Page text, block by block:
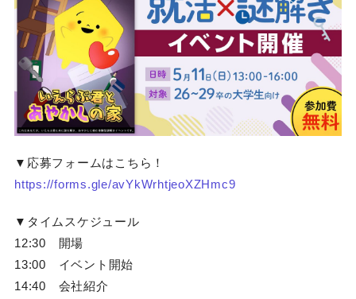
▼応募フォームはこちら！
https://forms.gle/avYkWrhtjeoXZHmc9
▼タイムスケジュール
12:30 開場
13:00 イベント開始
14:40 会社紹介